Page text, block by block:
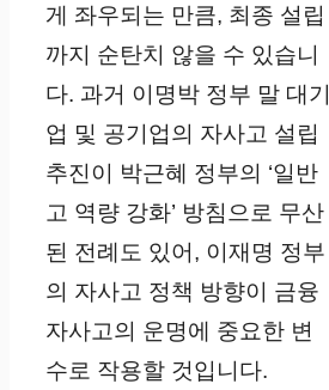
게 좌우되는 만큼, 최종 설립
까지 순탄치 않을 수 있습니
다. 과거 이명박 정부 말 대기
업 및 공기업의 자사고 설립
추진이 박근혜 정부의 ‘일반
고 역량 강화’ 방침으로 무산
된 전례도 있어, 이재명 정부
의 자사고 정책 방향이 금융
자사고의 운명에 중요한 변
수로 작용할 것입니다.